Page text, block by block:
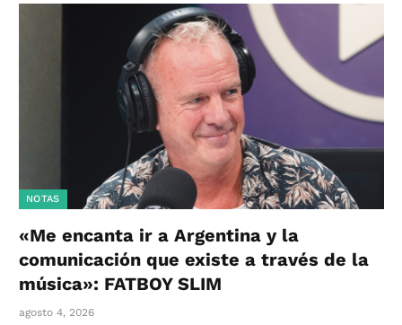
NOTAS
«Me encanta ir a Argentina y la
comunicación que existe a través de la
música»: FATBOY SLIM
agosto 4, 2026